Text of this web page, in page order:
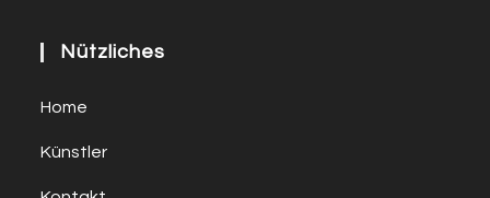
Nützliches
Home
Künstler